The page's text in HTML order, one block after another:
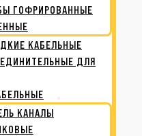
ГОФРИРОВАННЫЕ
КАБЕЛЬНЫЕ
ДЛЯ
КАНАЛЫ